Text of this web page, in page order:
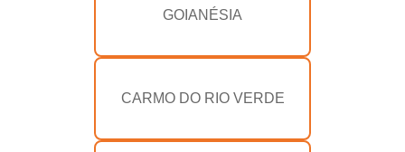
GOIANÉSIA
CARMO DO RIO VERDE